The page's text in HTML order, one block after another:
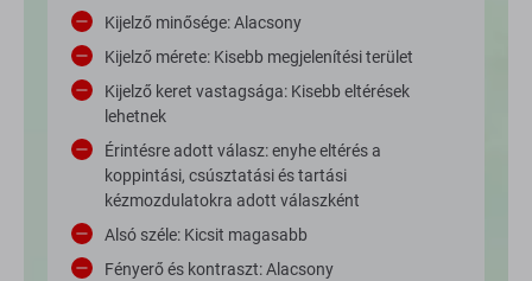
Kijelző minősége: Alacsony
Kijelző mérete: Kisebb megjelenítési terület
Kijelző keret vastagsága: Kisebb eltérések
lehetnek
Érintésre adott válasz: enyhe eltérés a
koppintási, csúsztatási és tartási
kézmozdulatokra adott válaszként
Alsó széle: Kicsit magasabb
Fényerő és kontraszt: Alacsony